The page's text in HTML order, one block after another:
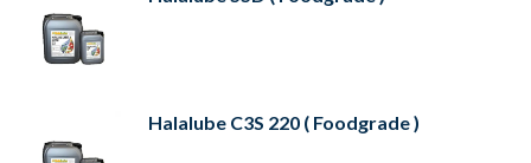
Halalube C3S 220 ( Foodgrade )